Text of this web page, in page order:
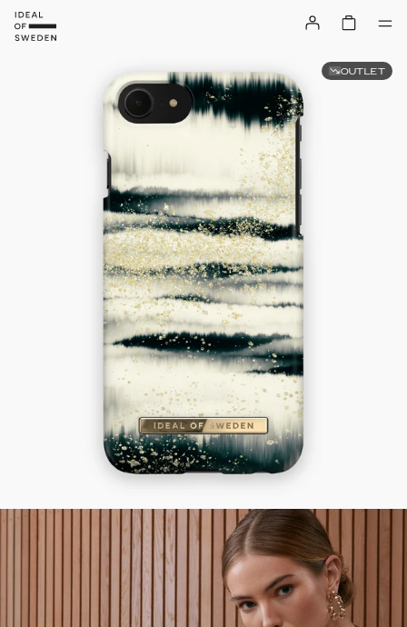
OUTLET